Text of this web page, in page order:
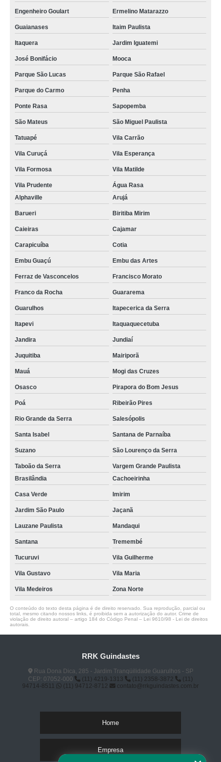
Engenheiro Goulart Ermelino Matarazzo
Guaianases Itaim Paulista
Itaquera Jardim Iguatemi
José Bonifácio Mooca
Parque São Lucas Parque São Rafael
Parque do Carmo Penha
Ponte Rasa Sapopemba
São Mateus São Miguel Paulista
Tatuapé Vila Carrão
Vila Curuçá Vila Esperança
Vila Formosa Vila Matilde
Vila Prudente
Água Rasa
Alphaville
Arujá
Barueri Biritiba Mirim
Caieiras Cajamar
Carapicuíba Cotia
Embu Guaçú Embu das Artes
Ferraz de Vasconcelos Francisco Morato
Franco da Rocha Guararema
Guarulhos Itapecerica da Serra
Itapevi Itaquaquecetuba
Jandira Jundiaí
Juquitiba Mairiporã
Mauá Mogi das Cruzes
Osasco Pirapora do Bom Jesus
Poá Ribeirão Pires
Rio Grande da Serra Salesópolis
Santa Isabel Santana de Parnaíba
Suzano São Lourenço da Serra
Taboão da Serra
Vargem Grande Paulista
Brasilândia
Cachoeirinha
Casa Verde Imirim
Jardim São Paulo Jaçanã
Lauzane Paulista Mandaqui
Santana Tremembé
Tucuruvi Vila Guilherme
Vila Gustavo Vila Maria
Vila Medeiros Zona Norte
O conteúdo do texto desta página é de direito reservado. Sua reprodução, parcial ou
total, mesmo citando nossos links, é proibida sem a autorização do autor. Crime de
violação de direito autoral – artigo 184 do Código Penal – Lei 9610/98 - Lei de direitos
autorais.
RRK Guindastes
Rua Dona Dica, 285 - Jardim Tranqüilidade Guarulhos - SP
CEP: 07052-000
(11) 4219-1313 (11) 2358-3872
(11)
94714-8511
(11) 94712-8712 contato@rrkguindastes.com.br
Home
Empresa